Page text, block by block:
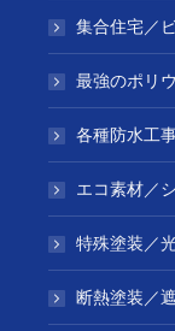
集合住宅／
最強のポリ
各種防水工
エコ素材／
特殊塗装／
断熱塗装／